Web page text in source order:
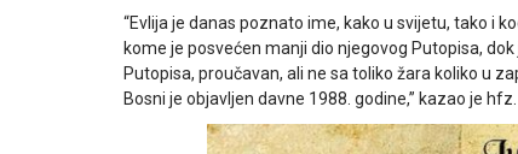
“Evlija je danas poznato ime, kako u svijetu, tako i
kome je posvećen manji dio njegovog Putopisa,
Putopisa, proučavan, ali ne sa toliko žara koliko u
Bosni je objavljen davne 1988. godine,” kazao je